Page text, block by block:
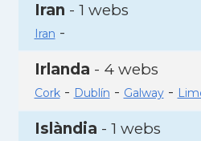
Iran - 1 webs
Iran -
Irlanda - 4 webs
Cork- Dublín - Galway-
Islàndia - 1 webs